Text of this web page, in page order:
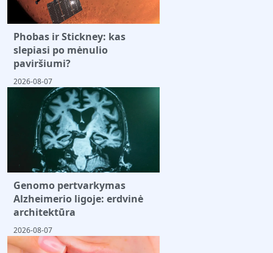
Phobas ir Stickney: kas
slepiasi po mėnulio
paviršiumi?
2026-08-07
Genomo pertvarkymas
Alzheimerio ligoje: erdvinė
architektūra
2026-08-07